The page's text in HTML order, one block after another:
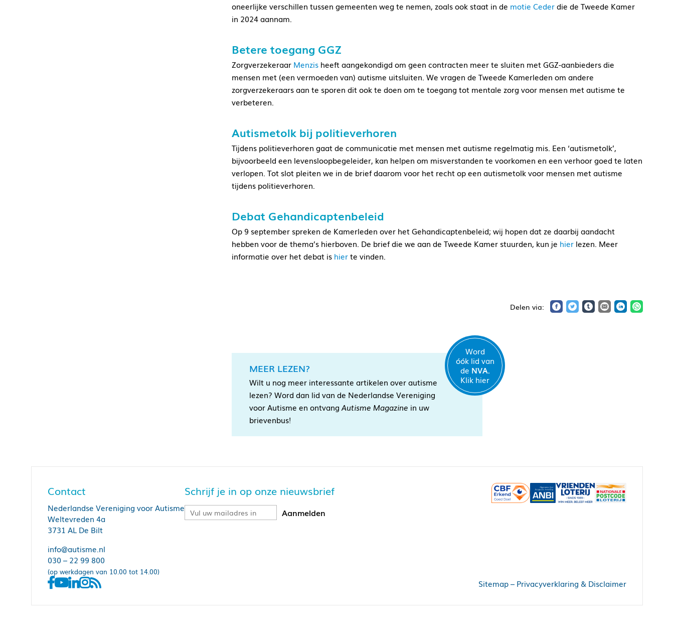
oneerlijke verschillen tussen gemeenten weg te nemen, zoals ook staat in de motie Cederdie de Tweede Kamer
in 2024 aannam.
Betere toegang GGZ
Zorgverzekeraar Menzis heeft aangekondigd om geen contracten meer te sluiten met GGZ-aanbieders die
mensen met (een vermoeden van) autisme uitsluiten. We vragen de Tweede Kamerleden om andere
zorgverzekeraars aan te sporen dit ook te doen om te toegang tot mentale zorg voor mensen met autisme te
verbeteren.
Autismetolk bij politieverhoren
Tijdens politieverhoren gaat de communicatie met mensen met autisme regelmatig mis. Een ‘autismetolk’,
bijvoorbeeld een levensloopbegeleider, kan helpen om misverstanden te voorkomen en een verhoor goed te laten
verlopen. Tot slot pleiten we in de brief daarom voor het recht op een autismetolk voor mensen met autisme
tijdens politieverhoren.
Debat Gehandicaptenbeleid
Op 9 september spreken de Kamerleden over het Gehandicaptenbeleid; wij hopen dat ze daarbij aandacht
hebben voor de thema’s hierboven. De brief die we aan de Tweede Kamer stuurden, kun je hier lezen. Meer
informatie over het debat is hierte vinden.
MEER LEZEN?
Wilt u nog meer interessante artikelen over autisme
lezen? Word dan lid van de Nederlandse Vereniging
voor Autisme en ontvang Autisme Magazine in uw
brievenbus!
Word
óók lid van
de NVA.
Klik hier
Contact
Nederlandse Vereniging voor Autisme
Weltevreden 4a
3731 AL De Bilt
info@autisme.nl
030 – 22 99 800
(op werkdagen van 10.00 tot 14.00)
Schrijf je in op onze nieuwsbrief
Sitemap– Privacyverklaring & Disclaimer